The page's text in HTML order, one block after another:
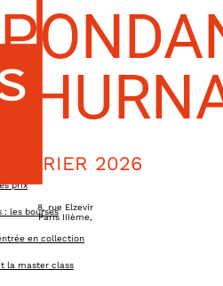
prix
: les bourses
en collection
la master class
FÉVRIER 2026
8, rue Elzevir
Paris IIIème,